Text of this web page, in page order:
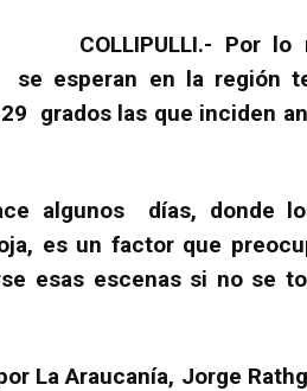
COLLIPULLI.- Por
esperan en la región
grados las que inciden
algunos días, donde
es un factor que
esas escenas si no se
La Araucanía, Jorge